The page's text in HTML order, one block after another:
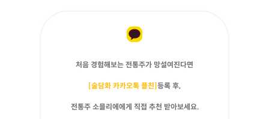
처음 경험해보는 전통주가 망설여진다면
[술담화 카카오톡 플친] 등록 후,
전통주 소믈리에에게 직접 추천 받아보세요.